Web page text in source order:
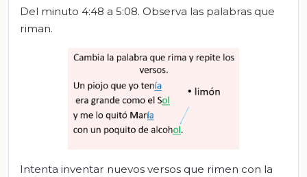
Del minuto 4:48 a 5:08. Observa las palabras que
riman.
Intenta inventar nuevos versos que rimen con la